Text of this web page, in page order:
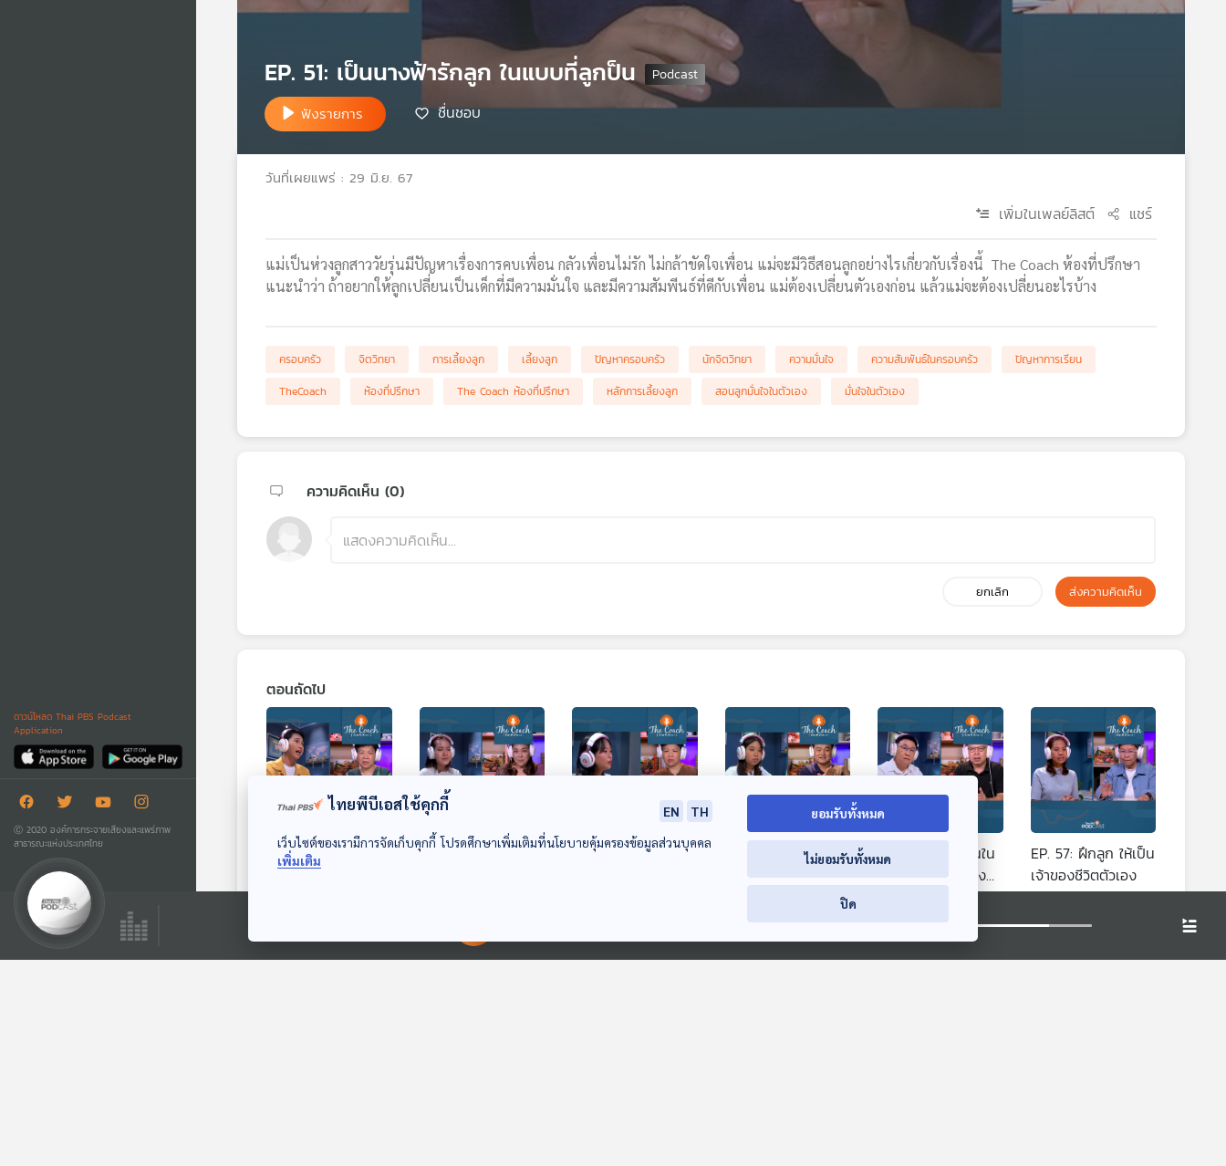
ดาวน์โหลด Thai PBS Podcast
Application
Ⓒ 2020 องค์การกระจายเสียงและแพร่ภาพ
สาธารณะแห่งประเทศไทย
EP. 51: เป็นนางฟ้ารักลูก ในแบบที่ลูกป็น
ฟังรายการ ชื่นชอบ
วันที่เผยแพร่ : 29 มิ.ย. 67
เพิ่มในเพลย์ลิสต์ แชร์
แม่เป็นห่วงลูกสาววัยรุ่นมีปัญหาเรื่องการคบเพื่อน กลัวเพื่อนไม่รัก ไม่กล้าขัดใจเพื่อน แม่จะมีวิธีสอนลูกอย่างไรเกี่ยวกับเรื่องนี้ The Coach ห้องที่ปรึกษา
แนะนำว่า ถ้าอยากให้ลูกเปลี่ยนเป็นเด็กที่มีความมั่นใจ และมีความสัมพีนธ์ที่ดีกับเพื่อน แม่ต้องเปลี่ยนตัวเองก่อน แล้วแม่จะต้องเปลี่ยนอะไรบ้าง
ครอบครัว จิตวิทยา การเลี้ยงลูก เลี้ยงลูก ปัญหาครอบครัว นักจิตวิทยา ความมั่นใจ ความสัมพันธ์ในครอบครัว
ปัญหาการเรียน
TheCoach
ห้องที่ปรึกษา The Coach ห้องที่ปรึกษา หลักการเลี้ยงลูก สอนลูกมั่นใจในตัวเอง มั่นใจในตัวเอง
ความคิดเห็น (0)
ยกเลิก ส่งความคิดเห็น
ตอนถัดไป
EP. 52: ความเจ็บ
ปวดจะช่วยกรองคน
EP. 53: ไม่ได้อยากบ่น
EP. 54: บาดแผลที่คน
EP. 55: ย้ายกลุ่ม
อย่างไร ไม่ให้รู้สึกผิด
ปรึกษา)
EP. 56: แค่เชื่อมั่นใน
ตัวลูก พ่อแม่ยังคง
เป็นพื้นที่ปลอดภัย
ปรึกษา)
EP. 57: ฝึกลูก ให้เป็น
เจ้าของชีวิตตัวเอง
00:00:00
ไทยพีบีเอสใช้คุกกี้ EN
TH
เว็บไซต์ของเรามีการจัดเก็บคุกกี้ โปรดศึกษาเพิ่มเติมที่นโยบายคุ้มครองข้อมูลส่วนบุคคล
เพิ่มเติม
ยอมรับทั้งหมด
ไม่ยอมรับทั้งหมด
ปิด